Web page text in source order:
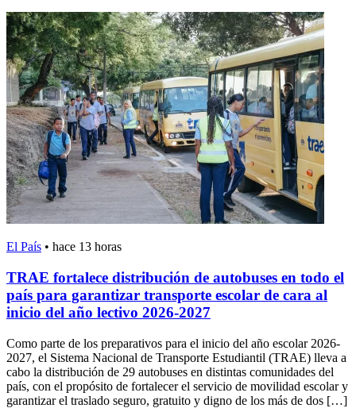
El País • hace 13 horas
TRAE fortalece distribución de autobuses en todo el
país para garantizar transporte escolar de cara al
inicio del año lectivo 2026-2027
Como parte de los preparativos para el inicio del año escolar 2026-
2027, el Sistema Nacional de Transporte Estudiantil (TRAE) lleva a
cabo la distribución de 29 autobuses en distintas comunidades del
país, con el propósito de fortalecer el servicio de movilidad escolar y
garantizar el traslado seguro, gratuito y digno de los más de dos […]